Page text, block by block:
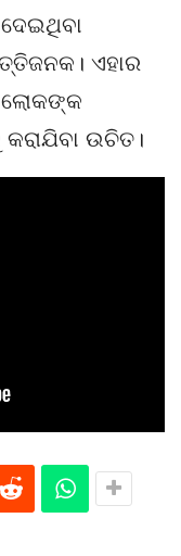
ଏହାର
ଲୋକଙ୍କ
ଉଚିତ।